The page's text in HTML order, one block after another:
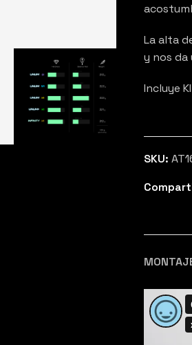
La alta
y nos da
Incluye
SKU: